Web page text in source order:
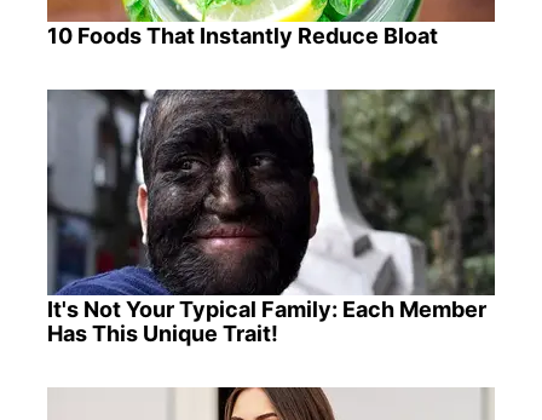
10 Foods That Instantly Reduce Bloat
It's Not Your Typical Family: Each Member
Has This Unique Trait!